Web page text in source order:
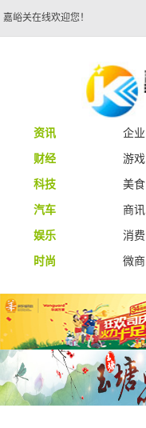
嘉峪关在线欢迎您！
资讯 企业
财经
游戏
科技
美食
汽车
商讯
娱乐
消费
时尚
微商